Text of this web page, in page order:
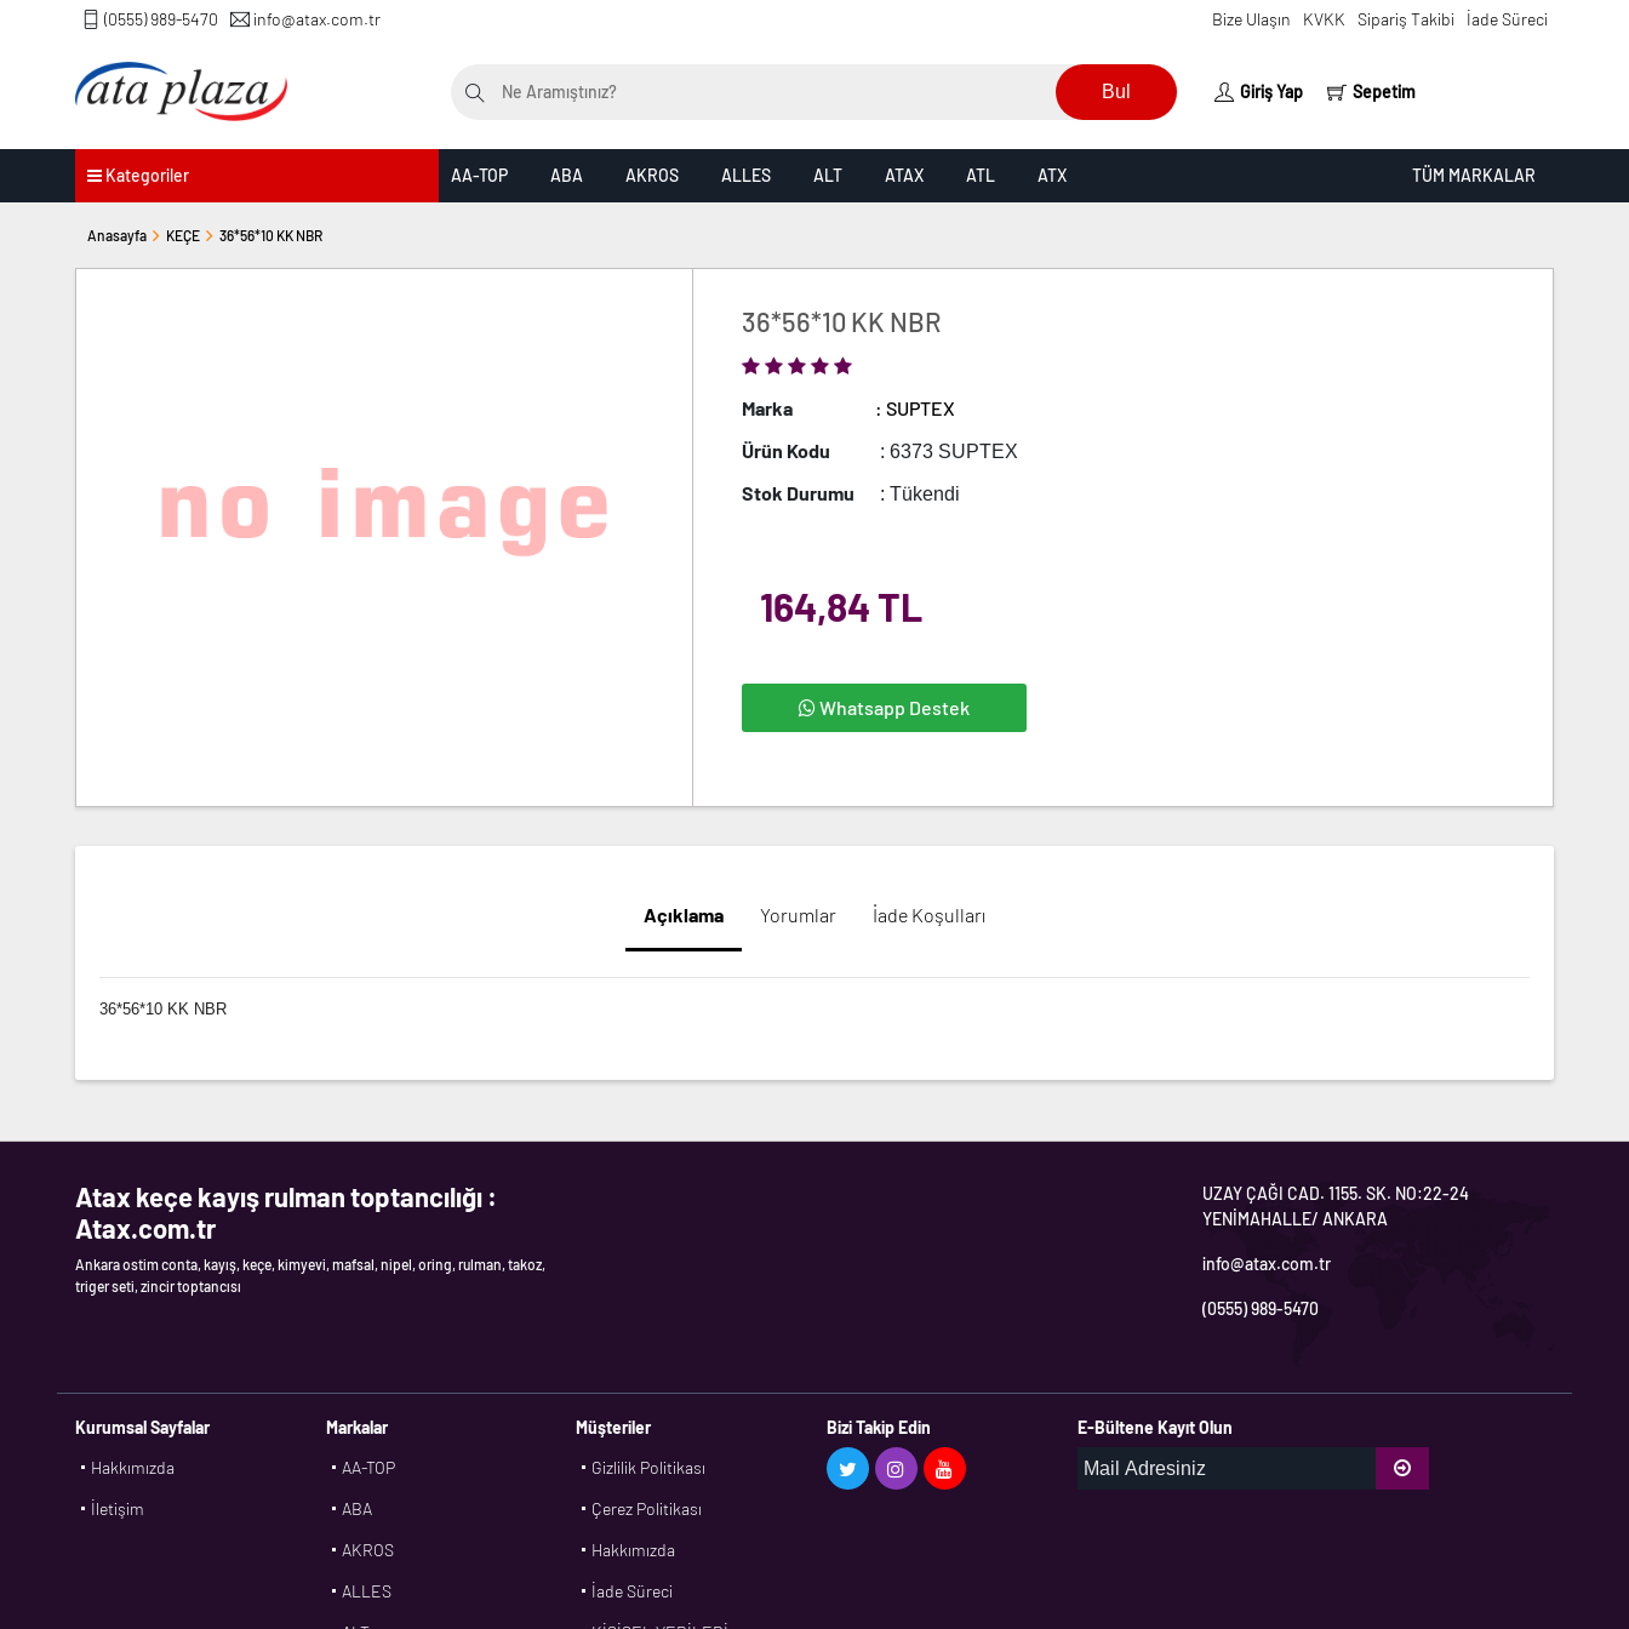
(0555) 989-5470 info@atax.com.tr Bize Ulaşın KVKK Sipariş Takibi İade Süreci
Bul Giriş Yap Sepetim
Kategoriler AA-TOP ABA AKROS ALLES ALT ATAX ATL ATX TÜM MARKALAR
Anasayfa KEÇE 36*56*10 KK NBR
36*56*10 KK NBR
Marka
: SUPTEX
Ürün Kodu
: 6373 SUPTEX
Stok Durumu : Tükendi
164,84 TL
Whatsapp Destek
Açıklama Yorumlar İade Koşulları
36*56*10 KK NBR
Atax keçe kayış rulman toptancılığı :
Atax.com.tr
Ankara ostim conta, kayış, keçe, kimyevi, mafsal, nipel, oring, rulman, takoz,
triger seti, zincir toptancısı
UZAY ÇAĞI CAD. 1155. SK. NO:22-24
YENİMAHALLE/ ANKARA
info@atax.com.tr
(0555) 989-5470
Kurumsal Sayfalar
Hakkımızda
İletişim
Markalar
AA-TOP
ABA
AKROS
ALLES
Müşteriler
Gizlilik Politikası
Çerez Politikası
Hakkımızda
İade Süreci
Bizi Takip Edin E-Bültene Kayıt Olun